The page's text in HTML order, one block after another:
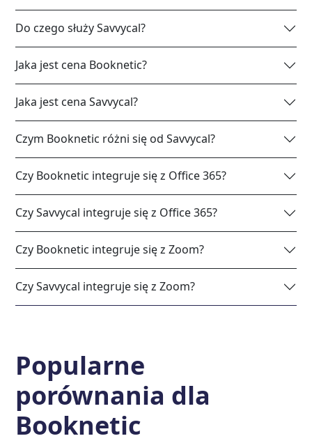
Do czego służy Savvycal?
Jaka jest cena Booknetic?
Jaka jest cena Savvycal?
Czym Booknetic różni się od Savvycal?
Czy Booknetic integruje się z Office 365?
Czy Savvycal integruje się z Office 365?
Czy Booknetic integruje się z Zoom?
Czy Savvycal integruje się z Zoom?
Popularne
porównania dla
Booknetic